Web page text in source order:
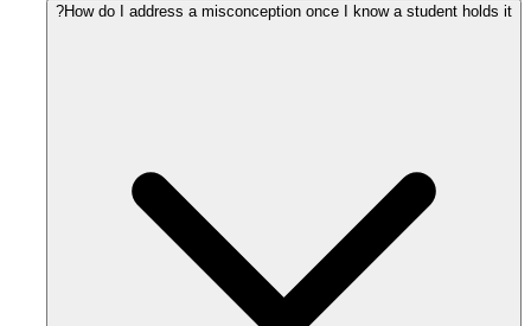
How do I address a misconception once I know a student holds it?